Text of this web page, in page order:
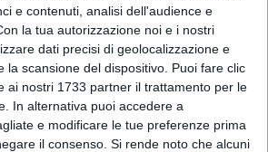
e contenuti, analisi dell'audience e
la tua autorizzazione noi e i nostri
dati precisi di geolocalizzazione e
la scansione del dispositivo. Puoi fare clic
ai nostri 1733 partner il trattamento per le
In alternativa puoi accedere a
e modificare le tue preferenze prima
il consenso. Si rende noto che alcuni
gli appuntamenti religiosi si sono
più folkloristici: dalla processione di
percorso delle effigi della Madonna
Vescovo, allo spettacolo delle
al luna park sempre apprezzato da